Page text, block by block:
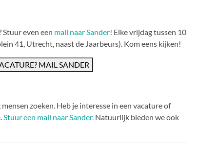
even een mail naar Sander! Elke vrijdag tussen 10
41, Utrecht, naast de Jaarbeurs). Kom eens kijken!
MAIL SANDER
zoeken. Heb je interesse in een vacature of
Stuur een mail naar Sander.Natuurlijk bieden we ook